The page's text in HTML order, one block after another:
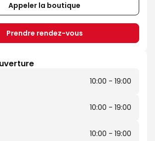
Appeler la boutique
Prendre rendez-vous
10:00 - 19:00
10:00 - 19:00
10:00 - 19:00